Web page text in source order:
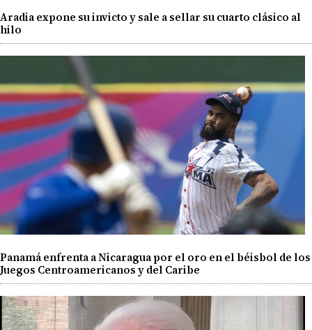
Aradia expone su invicto y sale a sellar su cuarto clásico al
hilo
Panamá enfrenta a Nicaragua por el oro en el béisbol de los
Juegos Centroamericanos y del Caribe